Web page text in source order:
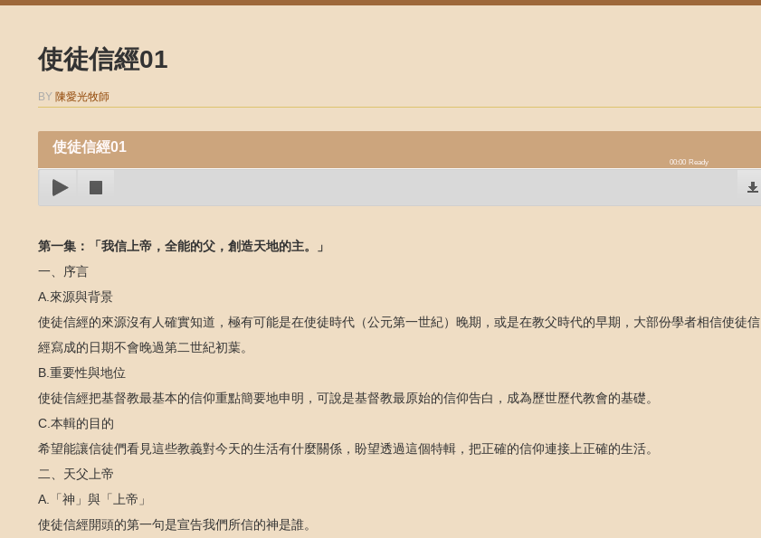
使徒信經01
BY 陳愛光牧師
使徒信經01
00:00 Ready
第一集：「我信上帝，全能的父，創造天地的主。」
一、序言
A.來源與背景
使徒信經的來源沒有人確實知道，極有可能是在使徒時代（公元第一世紀）晚期，或是在教父時代的早期，大部份學者相信使徒信
經寫成的日期不會晚過第二世紀初葉。
B.重要性與地位
使徒信經把基督教最基本的信仰重點簡要地申明，可說是基督教最原始的信仰告白，成為歷世歷代教會的基礎。
C.本輯的目的
希望能讓信徒們看見這些教義對今天的生活有什麼關係，盼望透過這個特輯，把正確的信仰連接上正確的生活。
二、天父上帝
A.「神」與「上帝」
使徒信經開頭的第一句是宣告我們所信的神是誰。